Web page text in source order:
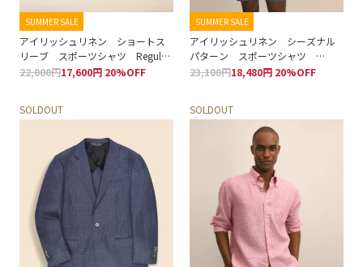
SUMMER SALE
アイリッシュリネン ショートス
リーブ スポーツシャツ Regular
Fit
22,000円17,600円 20%OFF
SUMMER SALE
アイリッシュリネン シーズナル
パターン スポーツシャツ
Regular Fit
23,100円18,480円 20%OFF
SOLDOUT SOLDOUT